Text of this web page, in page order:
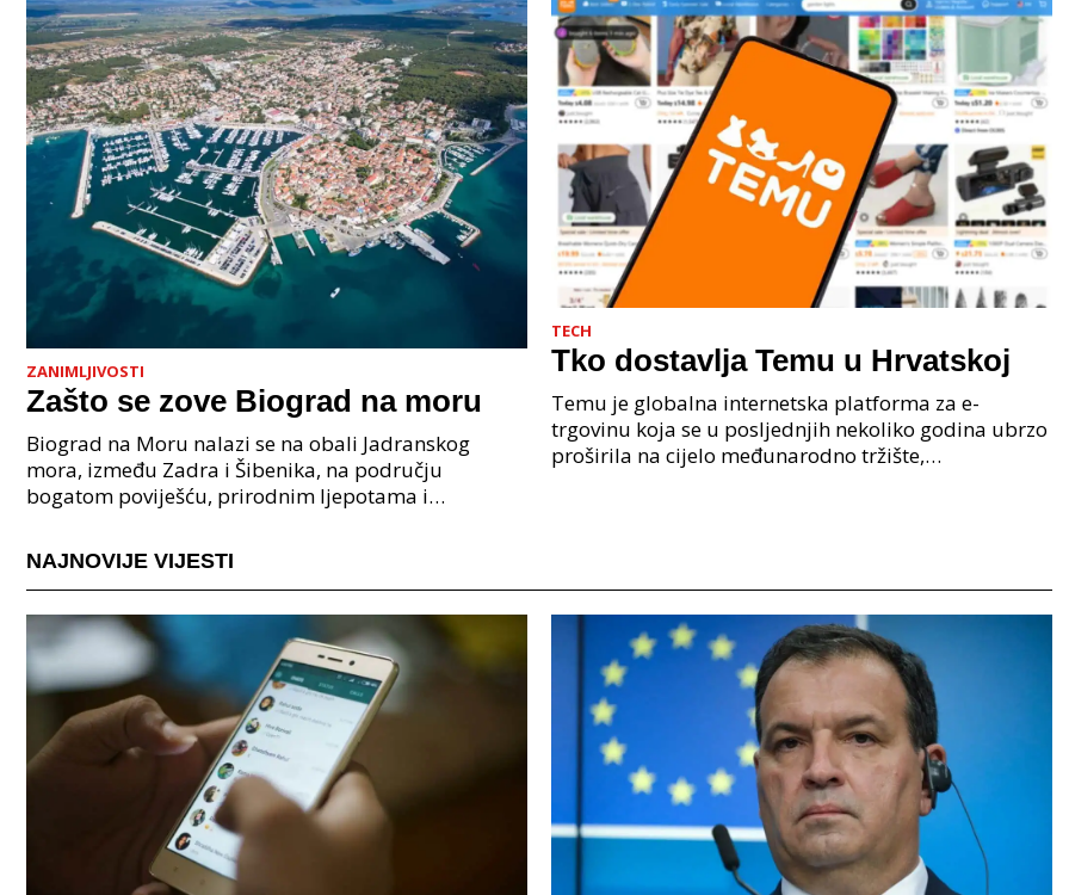
ZANIMLJIVOSTI
Zašto se zove Biograd na moru
Biograd na Moru nalazi se na obali Jadranskog
mora, između Zadra i Šibenika, na području
bogatom poviješću, prirodnim ljepotama i
moru? Njegovo ime doslo
TECH
Tko dostavlja Temu u Hrvatskoj
Temu je globalna internetska platforma za e-
trgovinu koja se u posljednjih nekoliko godina ubrzo
proširila na cijelo međunarodno tržište,
NAJNOVIJE VIJESTI